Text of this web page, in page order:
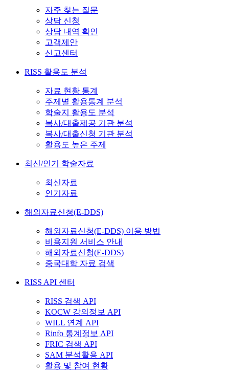
자주 찾는 질문
상담 신청
상담 내역 확인
고객제안
신고센터
RISS 활용도 분석
자료 현황 통계
주제별 활용통계 분석
학술지 활용도 분석
복사/대출제공 기관 분석
복사/대출신청 기관 분석
활용도 높은 주제
최신/인기 학술자료
최신자료
인기자료
해외자료신청(E-DDS)
해외자료신청(E-DDS) 이용 방법
비용지원 서비스 안내
해외자료신청(E-DDS)
중국대학 자료 검색
RISS API 센터
RISS 검색 API
KOCW 강의정보 API
WILL 연계 API
Rinfo 통계정보 API
FRIC 검색 API
SAM 분석활용 API
활용 및 참여 현황